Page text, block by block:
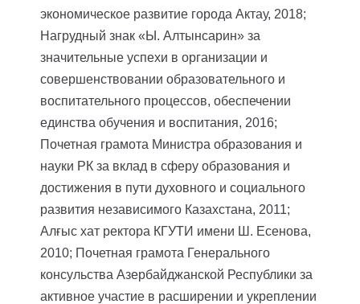
экономическое развитие города Актау, 2018;
Нагрудный знак «Ы. Алтынсарин» за
значительные успехи в организации и
совершенствовании образовательного и
воспитательного процессов, обеспечении
единства обучения и воспитания, 2016;
Почетная грамота Министра образования и
науки РК за вклад в сферу образования и
достижения в пути духовного и социального
развития независимого Казахстана, 2011;
Алғыс хат ректора КГУТИ имени Ш. Есенова,
2010; Почетная грамота Генерального
консульства Азербайджанской Республики за
активное участие в расширении и укреплении